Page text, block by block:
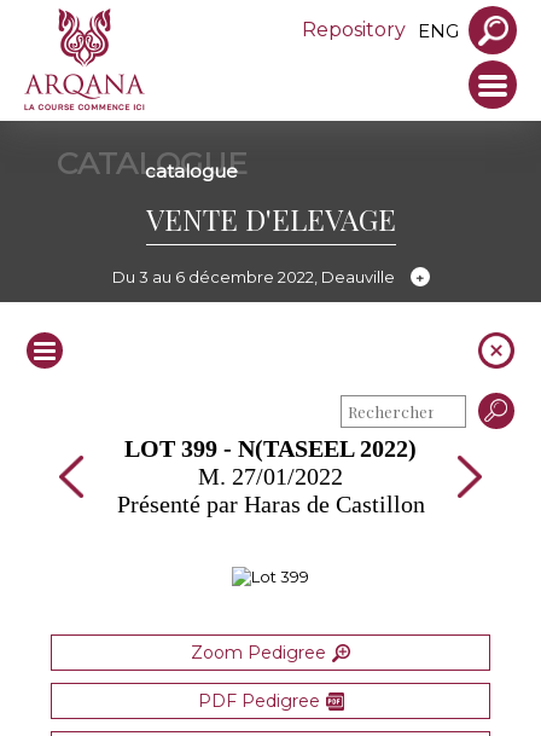
Repository ENG
CATALOGUE
catalogue
VENTE D'ELEVAGE
Du 3 au 6 décembre 2022, Deauville
LOT 399 - N(TASEEL 2022)
M. 27/01/2022
Présenté par Haras de Castillon
Zoom Pedigree
PDF Pedigree